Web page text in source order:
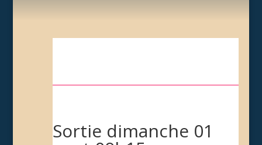
Sortie dimanche 01